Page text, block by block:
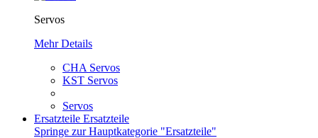
Servos
Mehr Details
CHA Servos
KST Servos
Servos
Ersatzteile Ersatzteile
Springe zur Hauptkategorie "Ersatzteile"